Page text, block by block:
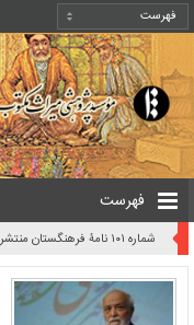
فهرست
شماره ۱۰۱ نامۀ فرهنگستان منتشر شد